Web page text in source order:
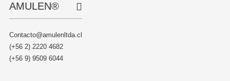
AMULEN®
Contacto@amulenltda.cl
(+56 2) 2220 4682
(+56 9) 9509 6044